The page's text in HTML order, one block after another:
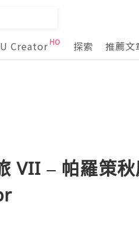
Creator 探索 推薦文
VII – 帕羅策